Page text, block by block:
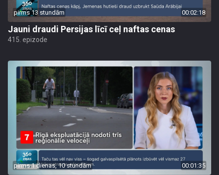
pirms 13 stundām 00:02:18
Jauni draudi Persijas līcī ceļ naftas cenas
415. epizode
pirms 1 dienas, 10 stundām 00:01:35